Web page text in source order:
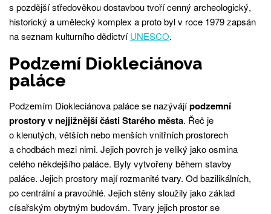
s pozdější středověkou dostavbou tvoří cenný archeologický,
historický a umělecký komplex a proto byl v roce 1979 zapsán
na seznam kulturního dědictvíUNESCO.
Podzemí Diokleciánova
paláce
Podzemím Diokleciánova paláce se nazývájípodzemní
prostory v nejjižnější části Starého města. Řeč je
o klenutých, větších nebo menších vnitřních prostorech
a chodbách mezi nimi. Jejich povrch je veliký jako osmina
celého někdejšího paláce. Byly vytvořeny během stavby
paláce. Jejich prostory mají rozmanité tvary. Od bazilikálních,
po centrální a pravoúhlé. Jejich stěny sloužily jako základ
císařským obytným budovám. Tvary jejich prostor se